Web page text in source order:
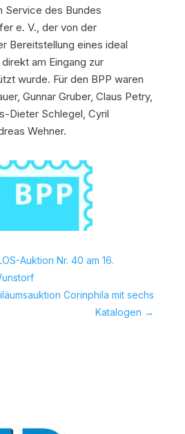
Service des Bundes
e. V., der von der
Bereitstellung eines ideal
am Eingang zur
wurde. Für den BPP waren
Gunnar Gruber, Claus Petry,
Dieter Schlegel, Cyril
Wehner.
Auktion Nr. 40 am 16.
Corinphila mit sechs
Katalogen →